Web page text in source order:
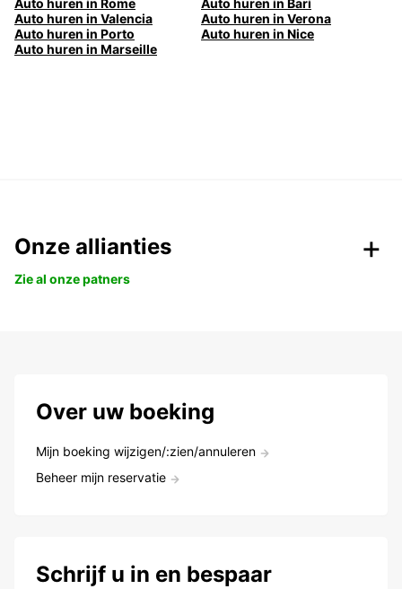
Auto huren in Rome
Auto huren in Bari
Auto huren in Valencia
Auto huren in Verona
Auto huren in Porto
Auto huren in Nice
Auto huren in Marseille
Onze allianties
Zie al onze patners
Over uw boeking
Mijn boeking wijzigen/:zien/annuleren
Beheer mijn reservatie
Schrijf u in en bespaar